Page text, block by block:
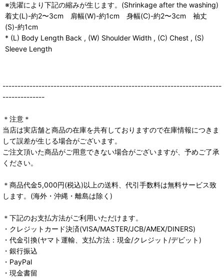
※洗濯により下記の縮みが生じます。(Shrinkage after the washing)
着丈(L)-約2〜3cm 肩幅(W)-約1cm 身幅(C)-約2〜3cm 袖丈
(S)-約1cm
* (L) Body Length Back , (W) Shoulder Width , (C) Chest , (S)
Sleeve Length
-------------------------------------------------------------------------
--------------
＊注意＊
当店は実店舗と商品の在庫を共有しておりますので在庫情報につきま
して誤差が生じる場合がございます。
ご注文頂いた商品がご用意できない場合がございますが、予めご了承
ください。
＊商品代金5,000円(税込)以上の送料、代引手数料は無料サービス致
します。(海外・沖縄・離島は除く)
＊下記のお支払方法がご利用いただけます。
・クレジットカード決済(VISA/MASTER/JCB/AMEX/DINERS)
・代金引換(ヤマト運輸、支払方法：現金/クレジット/デビット)
・銀行振込
・PayPal
・現金書留